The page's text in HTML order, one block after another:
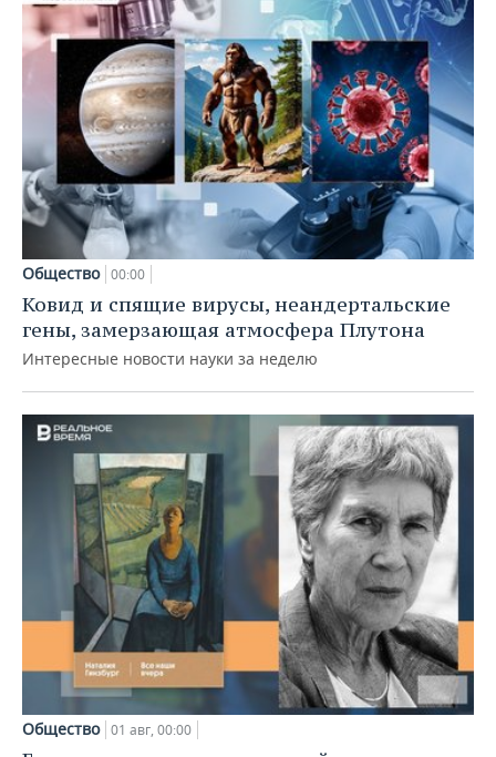
Общество 00:00
Ковид и спящие вирусы, неандертальские
гены, замерзающая атмосфера Плутона
Интересные новости науки за неделю
Общество 01 авг, 00:00